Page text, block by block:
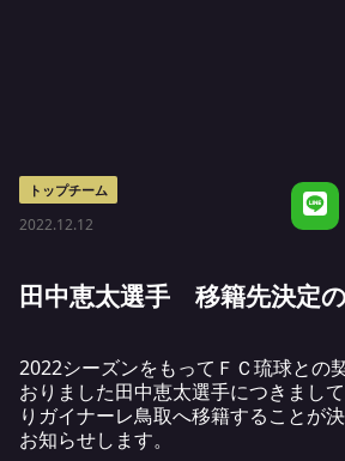
トップチーム
2022.12.12
田中恵太選手 移籍先決定
2022シーズンをもってＦＣ琉球との
おりました田中恵太選手につきまし
りガイナーレ鳥取へ移籍することが
お知らせします。